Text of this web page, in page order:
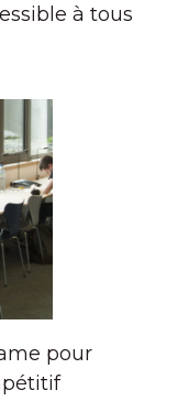
à tous
pour